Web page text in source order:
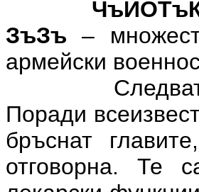
ЗъЗъ–
армейски
Поради
бръснат
отговорна. Те